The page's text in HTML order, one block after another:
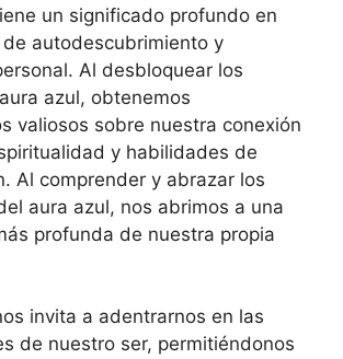
un significado profundo en
autodescubrimiento y
Al desbloquear los
azul, obtenemos
valiosos sobre nuestra conexión
y habilidades de
Al comprender y abrazar los
aura azul, nos abrimos a una
profunda de nuestra propia
invita a adentrarnos en las
de nuestro ser, permitiéndonos